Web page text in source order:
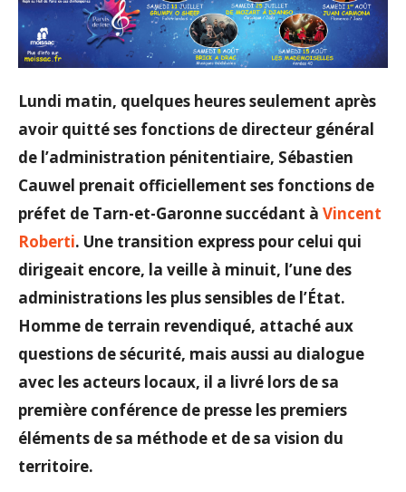
Lundi matin, quelques heures seulement après
avoir quitté ses fonctions de directeur général
de l’administration pénitentiaire, Sébastien
Cauwel prenait officiellement ses fonctions de
préfet de Tarn-et-Garonne succédant à Vincent
Roberti. Une transition express pour celui qui
dirigeait encore, la veille à minuit, l’une des
administrations les plus sensibles de l’État.
Homme de terrain revendiqué, attaché aux
questions de sécurité, mais aussi au dialogue
avec les acteurs locaux, il a livré lors de sa
première conférence de presse les premiers
éléments de sa méthode et de sa vision du
territoire.